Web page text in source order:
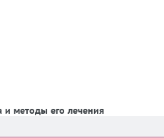
и методы его лечения